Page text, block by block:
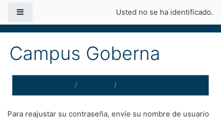
Usted no se ha identificado.
Campus Goberna
Para reajustar su contraseña, envíe su nombre de usuario